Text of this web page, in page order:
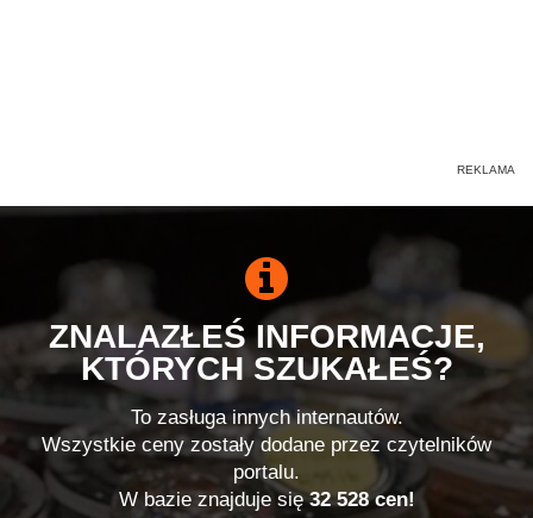
ZNALAZŁEŚ INFORMACJE,
KTÓRYCH SZUKAŁEŚ?
To zasługa innych internautów.
Wszystkie ceny zostały dodane przez czytelników
portalu.
W bazie znajduje się32 528 cen!